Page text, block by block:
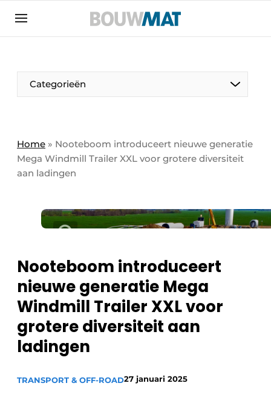
Aanmelden
Bedrijven
Bedrijven
Contact
Direct contact
Meest gelezen
Privacy / Cookie statement
Vacature aanmelden
Vacatures
Video’s
Categorieën
Home » Nooteboom introduceert nieuwe generatie
Mega Windmill Trailer XXL voor grotere diversiteit
aan ladingen
Nooteboom introduceert
nieuwe generatie Mega
Windmill Trailer XXL voor
grotere diversiteit aan
ladingen
TRANSPORT & OFF-ROAD27 januari 2025